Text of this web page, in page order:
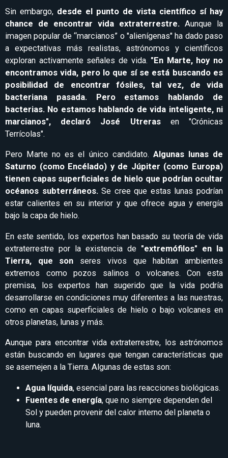
Sin embargo, desde el punto de vista científico sí hay
chance de encontrar vida extraterrestre. Aunque la
imagen popular de “marcianos” o "alienígenas" ha dado paso
a expectativas más realistas, astrónomos y científicos
exploran activamente señales de vida. "En Marte, hoy no
encontramos vida, pero lo que sí se está buscando es
posibilidad de encontrar fósiles, tal vez, de vida
bacteriana pasada. Pero estamos hablando de
bacterias. No estamos hablando de vida inteligente, ni
marcianos", declaró José Utrerasen "Crónicas
Terrícolas".
Pero Marte no es el único candidato. Algunas lunas de
Saturno (como Encélado) y de Júpiter (como Europa)
tienen capas superficiales de hielo que podrían ocultar
océanos subterráneos.Se cree que estas lunas podrían
estar calientes en su interior y que ofrece agua y energía
bajo la capa de hielo.
En este sentido, los expertos han basado su teoría de vida
extraterrestre por la existencia de "extremófilos" en la
Tierra, que son seres vivos que habitan ambientes
extremos como pozos salinos o volcanes. Con esta
premisa, los expertos han sugerido que la vida podría
desarrollarse en condiciones muy diferentes a las nuestras,
como en capas superficiales de hielo o bajo volcanes en
otros planetas, lunas y más.
Aunque para encontrar vida extraterrestre, los astrónomos
están buscando en lugares que tengan características que
se asemejen a la Tierra. Algunas de estas son:
Agua líquida, esencial para las reacciones biológicas.
Fuentes de energía, que no siempre dependen del
Sol y pueden provenir del calor interno del planeta o
luna.